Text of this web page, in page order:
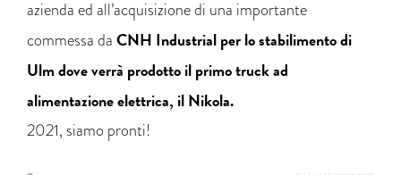
azienda ed all’acquisizione di una importante
commessa daCNH Industrial per lo stabilimento di
Ulm dove verrà prodotto il primo truck ad
alimentazione elettrica, il Nikola.
2021, siamo pronti!